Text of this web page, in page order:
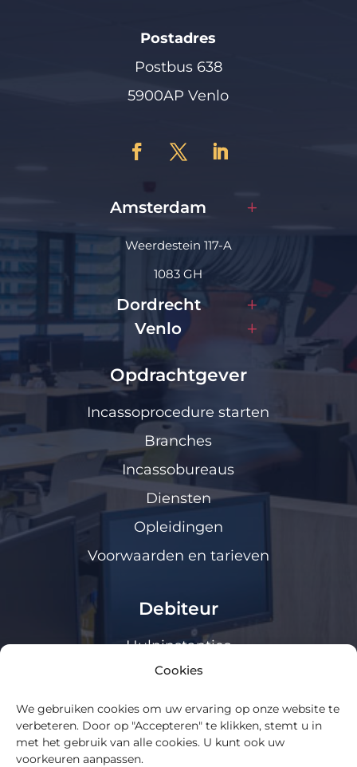
Cookies
We gebruiken cookies om uw ervaring op onze website te
verbeteren. Door op "Accepteren" te klikken, stemt u in
met het gebruik van alle cookies. U kunt ook uw
voorkeuren aanpassen.
Postadres
Postbus 638
5900AP Venlo
Amsterdam
Weerdestein 117-A
1083 GH
Dordrecht
Venlo
Opdrachtgever
Incassoprocedure starten
Branches
Incassobureaus
Diensten
Opleidingen
Voorwaarden en tarieven
Debiteur
Hulpinstanties
Klanten loket
Algemeen